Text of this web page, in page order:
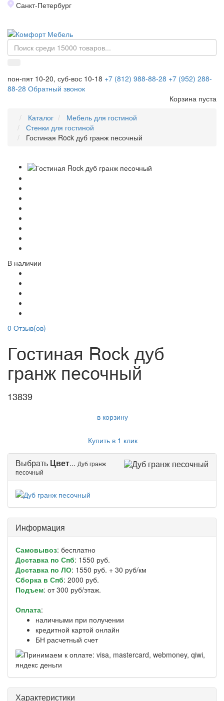
Санкт-Петербург
пон-пят 10-20, суб-вос 10-18 +7 (812) 988-88-28 +7 (952) 288-
88-28 Обратный звонок
Корзина пуста
Каталог
Мебель для гостиной
Стенки для гостиной
Гостиная Rock дуб гранж песочный
В наличии
0 Отзыв(ов)
Гостиная Rock дуб
гранж песочный
13839
в корзину
Купить в 1 клик
Выбрать Цвет... Дуб гранж
песочный
Информация
Самовывоз: бесплатно
Доставка по Спб: 1550 руб.
Доставка по ЛО: 1550 руб. + 30 руб/км
Сборка в Спб: 2000 руб.
Подъем: от 300 руб/этаж.
Оплата:
наличными при получении
кредитной картой онлайн
БН расчетный счет
Характеристики